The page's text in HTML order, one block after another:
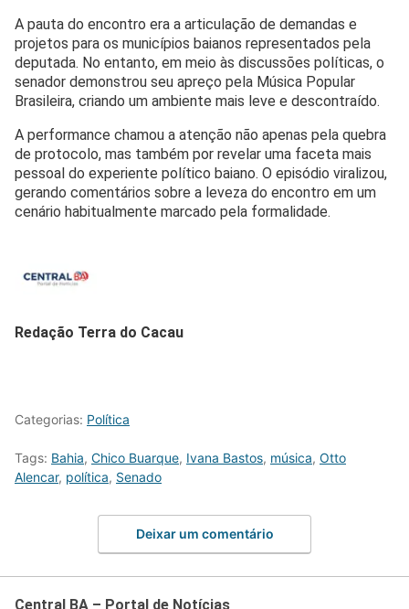
A pauta do encontro era a articulação de demandas e
projetos para os municípios baianos representados pela
deputada. No entanto, em meio às discussões políticas, o
senador demonstrou seu apreço pela Música Popular
Brasileira, criando um ambiente mais leve e descontraído.
A performance chamou a atenção não apenas pela quebra
de protocolo, mas também por revelar uma faceta mais
pessoal do experiente político baiano. O episódio viralizou,
gerando comentários sobre a leveza do encontro em um
cenário habitualmente marcado pela formalidade.
Redação Terra do Cacau
Categorias: Política
Tags: Bahia, Chico Buarque, Ivana Bastos, música, Otto
Alencar, política, Senado
Deixar um comentário
Central BA – Portal de Notícias